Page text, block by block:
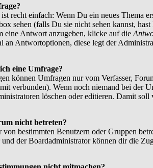
recht einfach: Wenn Du ein neues Thema
sehen (falls Du sie nicht sehen kannst,
eine Antwort anzugeben, klicke auf die
an Antwortoptionen, diese legt der
eine Umfrage?
können Umfragen nur vom Verfasser,
verbunden). Wenn noch niemand bei der
löschen oder editieren. Damit
nicht betreten?
bestimmten Benutzern oder Gruppen
der Boardadministrator können dir die